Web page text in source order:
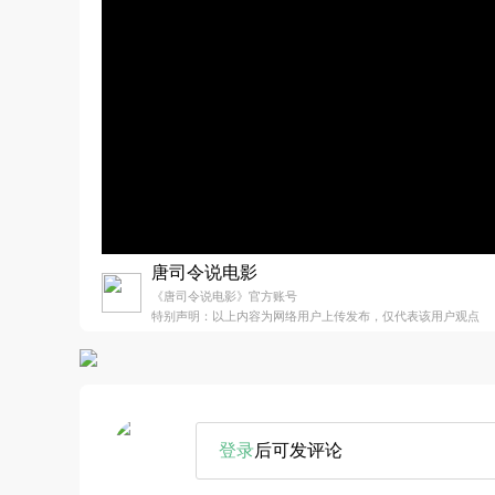
唐司令说电影
《唐司令说电影》官方账号
特别声明：以上内容为网络用户上传发布，仅代表该用户观点
登录后可发评论